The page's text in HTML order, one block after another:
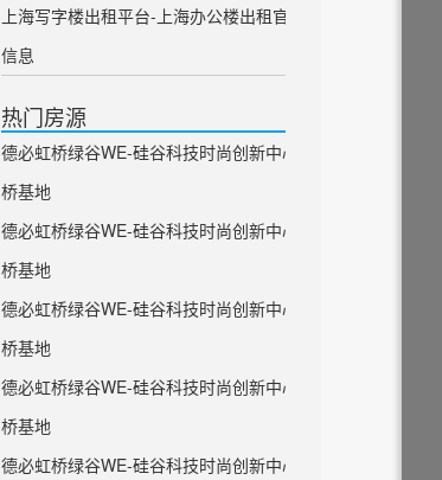
上海写字楼出租平台-上海办公楼出租官方
信息
热门房源
德必虹桥绿谷WE-硅谷科技时尚创新中心虹
桥基地
德必虹桥绿谷WE-硅谷科技时尚创新中心虹
桥基地
德必虹桥绿谷WE-硅谷科技时尚创新中心虹
桥基地
德必虹桥绿谷WE-硅谷科技时尚创新中心虹
桥基地
德必虹桥绿谷WE-硅谷科技时尚创新中心虹